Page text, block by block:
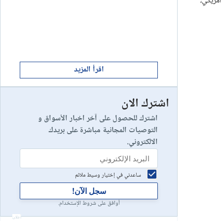
إستعراض شركة
10
اقرأ المزيد
اشترك الان
اشترك للحصول على آخر اخبار الأسواق و
التوصيات المجانية مباشرة على بريدك
الالكتروني.
ساعدني في إختيار وسيط ملائم
سجل الآن!
أوافق على شروط الإستخدام.
أعلان